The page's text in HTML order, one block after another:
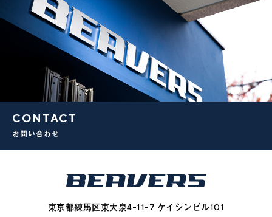
CONTACT
お問い合わせ
東京都練馬区東大泉4-11-7 ケイシンビル101